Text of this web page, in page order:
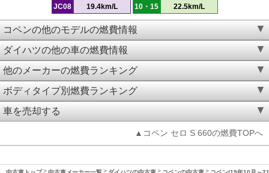
JC08 19.4km/L 10・15 22.5km/L
コペンの他のモデルの燃費情報
ダイハツの他の車の燃費情報
他のメーカーの燃費ランキング
ボディタイプ別燃費ランキング
車を売却する
▲コペン セロ S 660の燃費TOPへ